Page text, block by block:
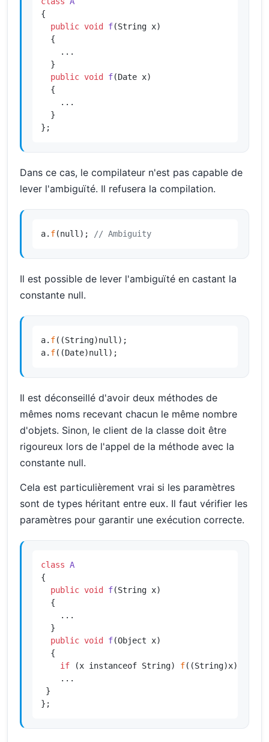
{
public void f(String x)
{
    ...
  }
public void f(Date x)
{
    ...
  }
};
Dans ce cas, le compilateur n'est pas capable de
lever l'ambiguïté. Il refusera la compilation.
a. f(null); // Ambiguity
Il est possible de lever l'ambiguïté en castant la
constante null.
a. f((String)null);
a. f((Date)null);
Il est déconseillé d'avoir deux méthodes de
mêmes noms recevant chacun le même nombre
d'objets. Sinon, le client de la classe doit être
rigoureux lors de l'appel de la méthode avec la
constante null.
Cela est particulièrement vrai si les paramètres
sont de types héritant entre eux. Il faut vérifier les
paramètres pour garantir une exécution correcte.
class A
{
public void f(String x)
{
    ...
  }
public void f(Object x)
{
if (x instanceof String) f((String)x);
    ...
}
};